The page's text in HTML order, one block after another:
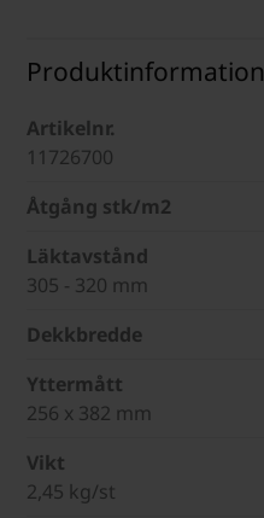
Produktinformation
Artikelnr.
11726700
Åtgång stk/m2
Läktavstånd
305 - 320 mm
Dekkbredde
Yttermått
256 x 382 mm
Vikt
2,45 kg/st